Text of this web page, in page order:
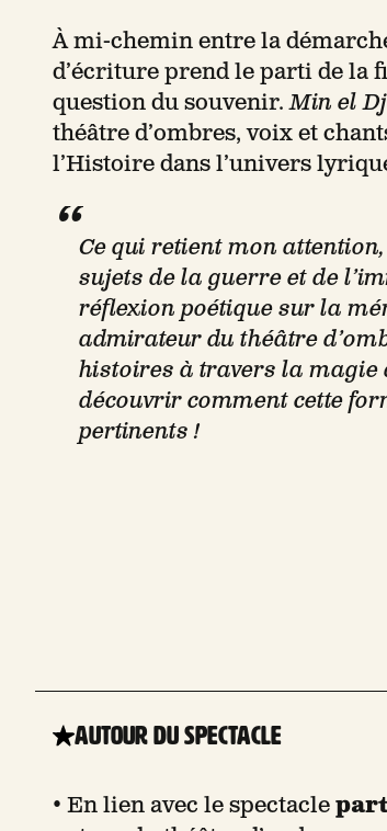
À mi-chemin entre la
d’écriture prend le parti de la
question du souvenir.Min el
théâtre d’ombres, voix et
l’Histoire dans l’univers
Ce qui retient mon
sujets de la guerre et de
réflexion poétique sur la
admirateur du théâtre
histoires à travers la magie
découvrir comment cette
pertinents !
Autour du spectacle
• En lien avec le spectacle